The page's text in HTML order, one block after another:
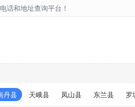
话和地址查询平台！
丹县 天峨县 凤山县 东兰县 罗